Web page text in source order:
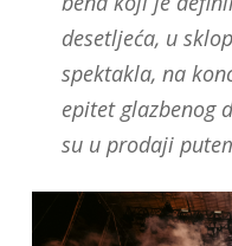
desetljeća, u
spektakla, na
epitet glazbenog
su u prodaji